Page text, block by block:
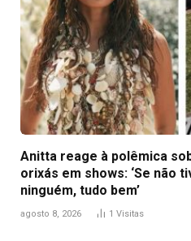
Anitta reage à polêmica
orixás em shows: ‘Se não
ninguém, tudo bem’
agosto 8, 2026 1 Visitas